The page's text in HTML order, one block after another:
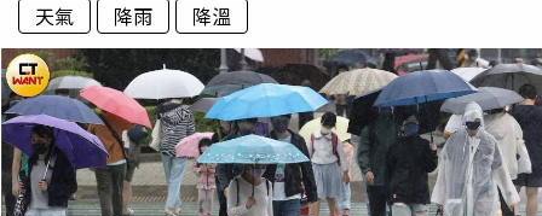
天氣 降雨 降溫